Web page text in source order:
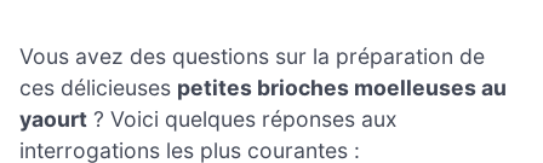
Vous avez des questions sur la préparation de
ces délicieuses petites brioches moelleuses au
yaourt ? Voici quelques réponses aux
interrogations les plus courantes :